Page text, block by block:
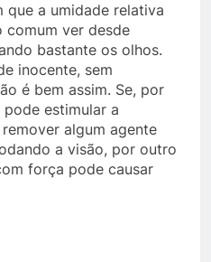
que a umidade relativa
comum ver desde
bastante os olhos.
inocente, sem
é bem assim. Se, por
estimular a
algum agente
a visão, por outro
força pode causar